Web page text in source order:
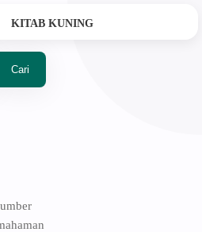
KITAB KUNING